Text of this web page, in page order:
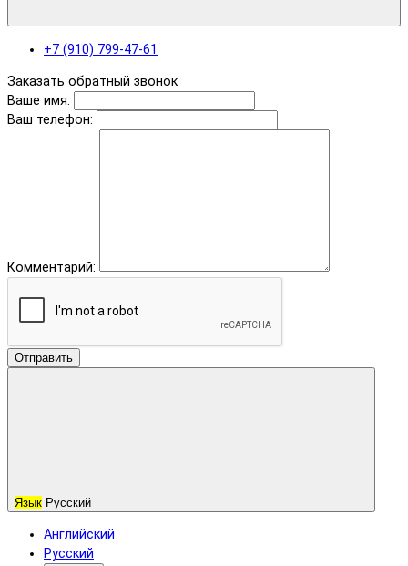
+7 (910) 799-47-61
Заказать обратный звонок
Ваше имя:
Ваш телефон:
Комментарий:
Отправить
Язык Русский
Английский
Русский